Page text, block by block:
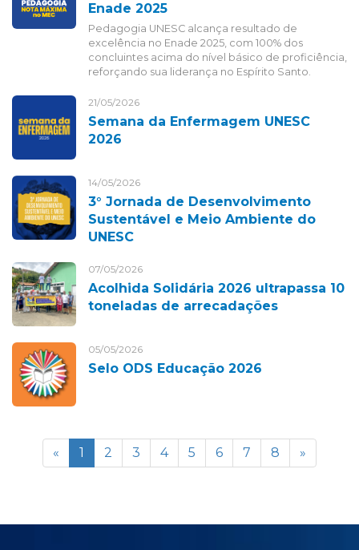
Enade 2025
Pedagogia UNESC alcança resultado de
excelência no Enade 2025, com 100% dos
concluintes acima do nível básico de proficiência,
reforçando sua liderança no Espírito Santo.
21/05/2026
Semana da Enfermagem UNESC
2026
14/05/2026
3° Jornada de Desenvolvimento
Sustentável e Meio Ambiente do
UNESC
07/05/2026
Acolhida Solidária 2026 ultrapassa 10
toneladas de arrecadações
05/05/2026
Selo ODS Educação 2026
« 1 2 3 4 5 6 7 8 »